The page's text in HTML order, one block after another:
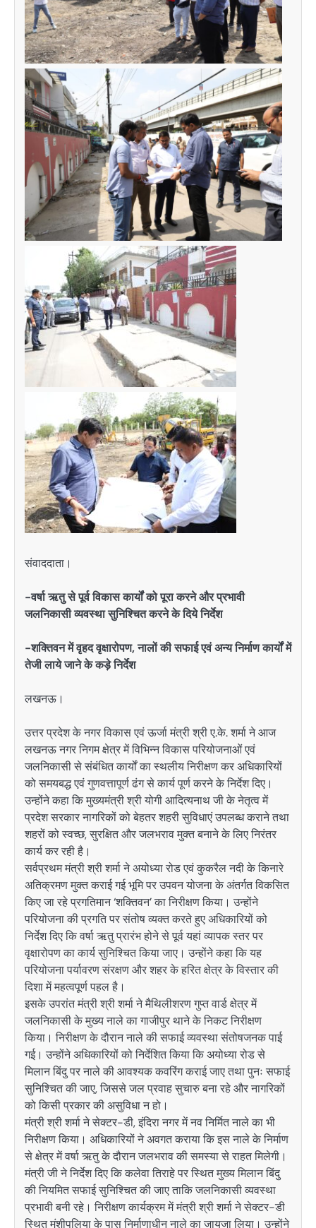
संवाददाता।
-वर्षा ऋतु से पूर्व विकास कार्यों को पूरा करने और प्रभावी
जलनिकासी व्यवस्था सुनिश्चित करने के दिये निर्देश
-शक्तिवन में वृहद वृक्षारोपण, नालों की सफाई एवं अन्य निर्माण कार्यों में
तेजी लाये जाने के कड़े निर्देश
लखनऊ।
उत्तर प्रदेश के नगर विकास एवं ऊर्जा मंत्री श्री ए.के. शर्मा ने आज
लखनऊ नगर निगम क्षेत्र में विभिन्न विकास परियोजनाओं एवं
जलनिकासी से संबंधित कार्यों का स्थलीय निरीक्षण कर अधिकारियों
को समयबद्ध एवं गुणवत्तापूर्ण ढंग से कार्य पूर्ण करने के निर्देश दिए।
उन्होंने कहा कि मुख्यमंत्री श्री योगी आदित्यनाथ जी के नेतृत्व में
प्रदेश सरकार नागरिकों को बेहतर शहरी सुविधाएं उपलब्ध कराने तथा
शहरों को स्वच्छ, सुरक्षित और जलभराव मुक्त बनाने के लिए निरंतर
कार्य कर रही है।
सर्वप्रथम मंत्री श्री शर्मा ने अयोध्या रोड एवं कुकरैल नदी के किनारे
अतिक्रमण मुक्त कराई गई भूमि पर उपवन योजना के अंतर्गत विकसित
किए जा रहे प्रगतिमान ‘शक्तिवन’ का निरीक्षण किया। उन्होंने
परियोजना की प्रगति पर संतोष व्यक्त करते हुए अधिकारियों को
निर्देश दिए कि वर्षा ऋतु प्रारंभ होने से पूर्व यहां व्यापक स्तर पर
वृक्षारोपण का कार्य सुनिश्चित किया जाए। उन्होंने कहा कि यह
परियोजना पर्यावरण संरक्षण और शहर के हरित क्षेत्र के विस्तार की
दिशा में महत्वपूर्ण पहल है।
इसके उपरांत मंत्री श्री शर्मा ने मैथिलीशरण गुप्त वार्ड क्षेत्र में
जलनिकासी के मुख्य नाले का गाजीपुर थाने के निकट निरीक्षण
किया। निरीक्षण के दौरान नाले की सफाई व्यवस्था संतोषजनक पाई
गई। उन्होंने अधिकारियों को निर्देशित किया कि अयोध्या रोड से
मिलान बिंदु पर नाले की आवश्यक कवरिंग कराई जाए तथा पुनः सफाई
सुनिश्चित की जाए, जिससे जल प्रवाह सुचारु बना रहे और नागरिकों
को किसी प्रकार की असुविधा न हो।
मंत्री श्री शर्मा ने सेक्टर-डी, इंदिरा नगर में नव निर्मित नाले का भी
निरीक्षण किया। अधिकारियों ने अवगत कराया कि इस नाले के निर्माण
से क्षेत्र में वर्षा ऋतु के दौरान जलभराव की समस्या से राहत मिलेगी।
मंत्री जी ने निर्देश दिए कि कलेवा तिराहे पर स्थित मुख्य मिलान बिंदु
की नियमित सफाई सुनिश्चित की जाए ताकि जलनिकासी व्यवस्था
प्रभावी बनी रहे। निरीक्षण कार्यक्रम में मंत्री श्री शर्मा ने सेक्टर-डी
स्थित मुंशीपुलिया के पास निर्माणाधीन नाले का जायजा लिया। उन्होंने